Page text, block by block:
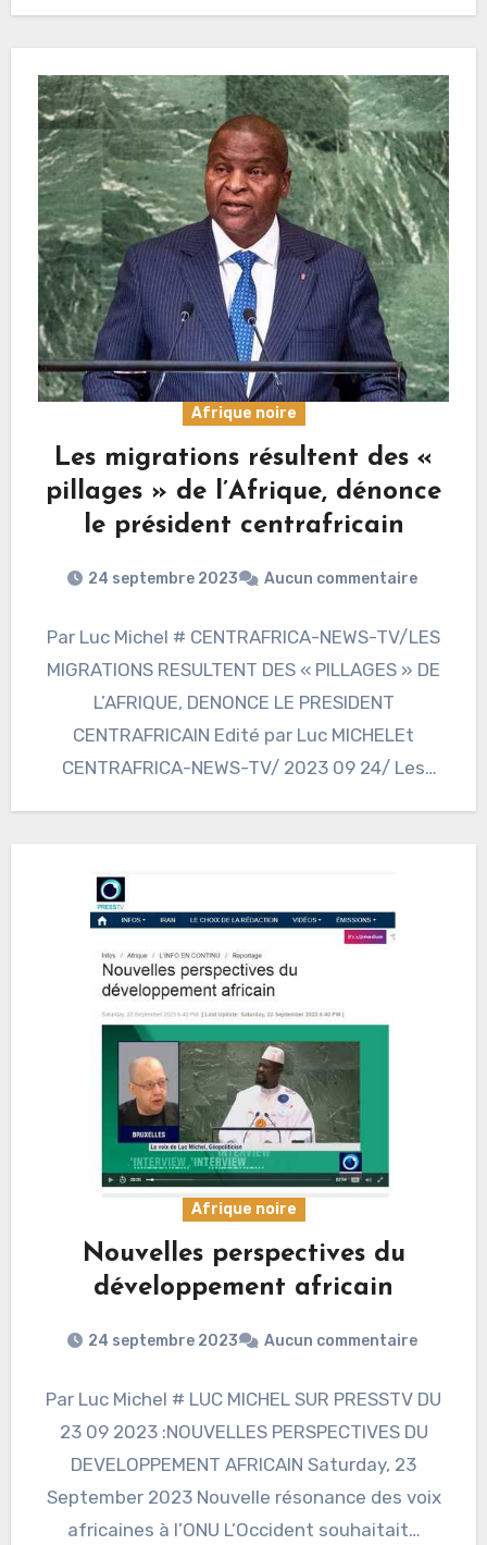
Afrique noire
Les migrations résultent des «
pillages » de l’Afrique, dénonce
le président centrafricain
24 septembre 2023 Aucun commentaire
Par Luc Michel # CENTRAFRICA-NEWS-TV/LES
MIGRATIONS RESULTENT DES « PILLAGES » DE
L’AFRIQUE, DENONCE LE PRESIDENT
CENTRAFRICAIN Edité par Luc MICHELEt
CENTRAFRICA-NEWS-TV/ 2023 09 24/ Les
Afrique noire
Nouvelles perspectives du
développement africain
24 septembre 2023 Aucun commentaire
Par Luc Michel # LUC MICHEL SUR PRESSTV DU
23 09 2023 :NOUVELLES PERSPECTIVES DU
DEVELOPPEMENT AFRICAIN Saturday, 23
September 2023 Nouvelle résonance des voix
africaines à l’ONU L’Occident souhaitait…